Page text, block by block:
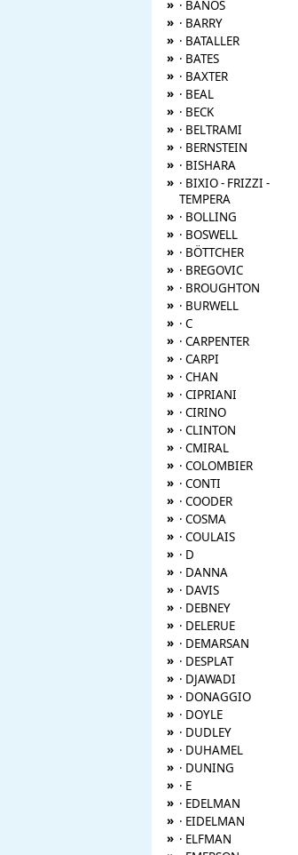
» · BANOS
» · BARRY
» · BATALLER
» · BATES
» · BAXTER
» · BEAL
» · BECK
» · BELTRAMI
» · BERNSTEIN
» · BISHARA
» · BIXIO - FRIZZI -
TEMPERA
» · BOLLING
» · BOSWELL
» · BÖTTCHER
» · BREGOVIC
» · BROUGHTON
» · BURWELL
» · C
» · CARPENTER
» · CARPI
» · CHAN
» · CIPRIANI
» · CIRINO
» · CLINTON
» · CMIRAL
» · COLOMBIER
» · CONTI
» · COODER
» · COSMA
» · COULAIS
» · D
» · DANNA
» · DAVIS
» · DEBNEY
» · DELERUE
» · DEMARSAN
» · DESPLAT
» · DJAWADI
» · DONAGGIO
» · DOYLE
» · DUDLEY
» · DUHAMEL
» · DUNING
» · E
» · EDELMAN
» · EIDELMAN
» · ELFMAN